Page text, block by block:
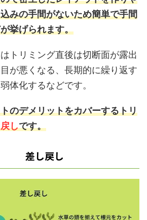
みの手間がないため簡単で手間
挙げられます。
トリミング直後は切断面が露出
が悪くなる、長期的に繰り返す
体化するなどです。
のデメリットをカバーするトリ
しです。
差し戻し